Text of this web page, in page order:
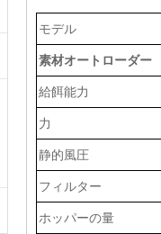
モデル
素材オートローダー
給餌能力
力
静的風圧
フィルター
ホッパーの量